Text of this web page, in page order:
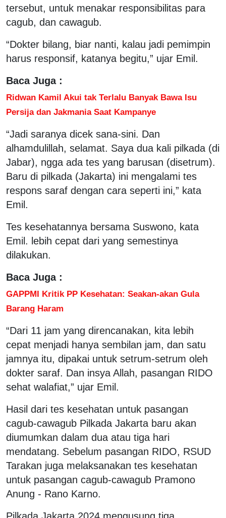
tersebut, untuk menakar responsibilitas para
cagub, dan cawagub.
“Dokter bilang, biar nanti, kalau jadi pemimpin
harus responsif, katanya begitu,” ujar Emil.
Baca Juga :
Ridwan Kamil Akui tak Terlalu Banyak Bawa Isu
Persija dan Jakmania Saat Kampanye
“Jadi saranya dicek sana-sini. Dan
alhamdulillah, selamat. Saya dua kali pilkada (di
Jabar), ngga ada tes yang barusan (disetrum).
Baru di pilkada (Jakarta) ini mengalami tes
respons saraf dengan cara seperti ini,” kata
Emil.
Tes kesehatannya bersama Suswono, kata
Emil. lebih cepat dari yang semestinya
dilakukan.
Baca Juga :
GAPPMI Kritik PP Kesehatan: Seakan-akan Gula
Barang Haram
“Dari 11 jam yang direncanakan, kita lebih
cepat menjadi hanya sembilan jam, dan satu
jamnya itu, dipakai untuk setrum-setrum oleh
dokter saraf. Dan insya Allah, pasangan RIDO
sehat walafiat,” ujar Emil.
Hasil dari tes kesehatan untuk pasangan
cagub-cawagub Pilkada Jakarta baru akan
diumumkan dalam dua atau tiga hari
mendatang. Sebelum pasangan RIDO, RSUD
Tarakan juga melaksanakan tes kesehatan
untuk pasangan cagub-cawagub Pramono
Anung - Rano Karno.